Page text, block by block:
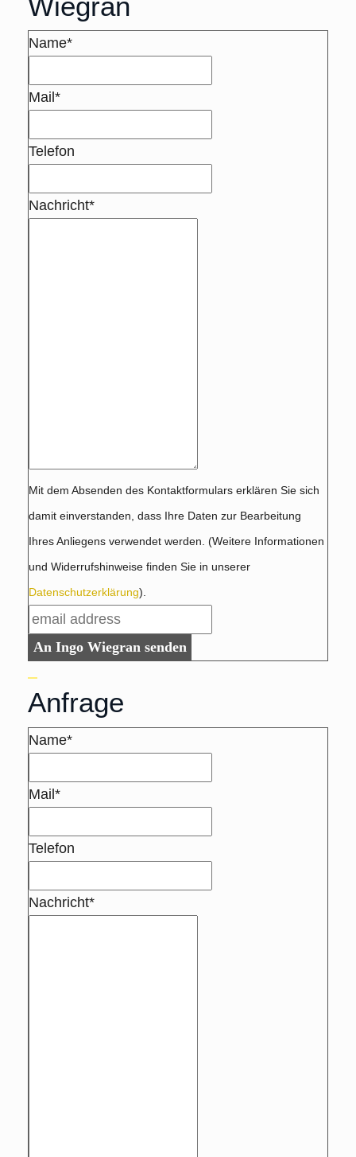
Name*
Mail*
Telefon
Nachricht*
Mit dem Absenden des Kontaktformulars erklären Sie sich
damit einverstanden, dass Ihre Daten zur Bearbeitung
Ihres Anliegens verwendet werden. (Weitere Informationen
und Widerrufshinweise finden Sie in unserer
Datenschutzerklärung).
An Ingo Wiegran senden
Anfrage
Name*
Mail*
Telefon
Nachricht*